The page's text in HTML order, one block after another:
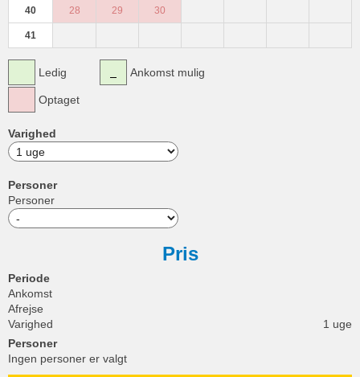
40 28 29 30
41
Ledig
Optaget
Ankomst mulig
Varighed
Personer
Personer
Pris
Periode
Ankomst
Afrejse
Varighed
1 uge
Personer
Ingen personer er valgt